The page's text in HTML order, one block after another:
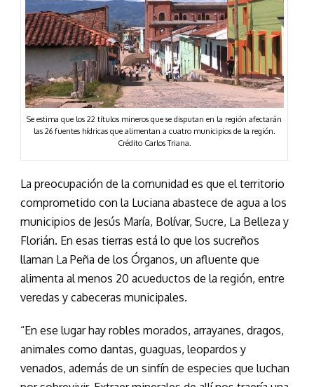
Se estima que los 22 títulos mineros que se disputan en la región afectarán
las 26 fuentes hídricas que alimentan a cuatro municipios de la región.
Crédito Carlos Triana.
La preocupación de la comunidad es que el territorio
comprometido con la Luciana abastece de agua a los
municipios de Jesús María, Bolívar, Sucre, La Belleza y
Florián. En esas tierras está lo que los sucreños
llaman La Peña de los Órganos, un afluente que
alimenta al menos 20 acueductos de la región, entre
veredas y cabeceras municipales.
“En ese lugar hay robles morados, arrayanes, dragos,
animales como dantas, guaguas, leopardos y
venados, además de un sinfín de especies que luchan